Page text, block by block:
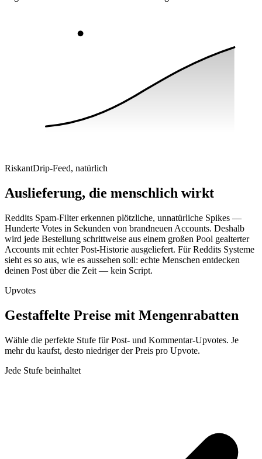
RiskantDrip-Feed, natürlich
Auslieferung, die menschlich wirkt
Reddits Spam-Filter erkennen plötzliche, unnatürliche Spikes —
Hunderte Votes in Sekunden von brandneuen Accounts. Deshalb
wird jede Bestellung schrittweise aus einem großen Pool gealterter
Accounts mit echter Post-Historie ausgeliefert. Für Reddits Systeme
sieht es so aus, wie es aussehen soll: echte Menschen entdecken
deinen Post über die Zeit — kein Script.
Upvotes
Gestaffelte Preise mit Mengenrabatten
Wähle die perfekte Stufe für Post- und Kommentar-Upvotes. Je
mehr du kaufst, desto niedriger der Preis pro Upvote.
Jede Stufe beinhaltet